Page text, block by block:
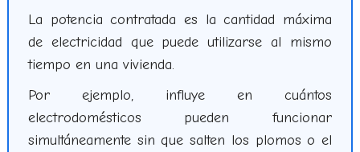
La potencia contratada es la cantidad máxima
de electricidad que puede utilizarse al mismo
tiempo en una vivienda.
Por ejemplo, influye en cuántos
electrodomésticos pueden funcionar
simultáneamente sin que salten los plomos o el